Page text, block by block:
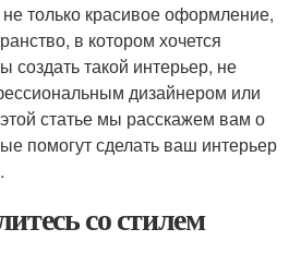
только красивое оформление,
в котором хочется
создать такой интерьер, не
дизайнером или
статье мы расскажем вам о
помогут сделать ваш интерьер
со стилем